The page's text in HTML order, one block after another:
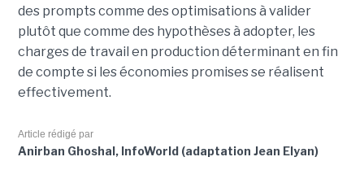
des prompts comme des optimisations à valider
plutôt que comme des hypothèses à adopter, les
charges de travail en production déterminant en fin
de compte si les économies promises se réalisent
effectivement.
Article rédigé par
Anirban Ghoshal, InfoWorld (adaptation Jean Elyan)